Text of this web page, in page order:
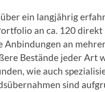
ein langjährig
an ca. 120 direkt
an
Bestände jeder Art
wie auch
sind